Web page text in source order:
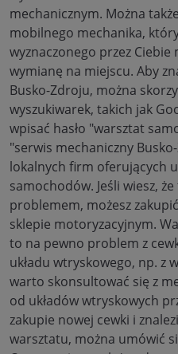
mechanicznym. Można
mobilnego mechanika,
wyznaczonego przez
wymianę na miejscu. Aby
Busko-Zdroju, można
wyszukiwarek, takich jak
wpisać hasło "warsztat
"serwis mechaniczny
lokalnych firm oferujących
samochodów. Jeśli wiesz,
problemem, możesz
sklepie motoryzacyjnym.
to na pewno problem z
układu wtryskowego, np. z
warto skonsultować się z
od układów wtryskowych
zakupie nowej cewki i
warsztatu, można umówić